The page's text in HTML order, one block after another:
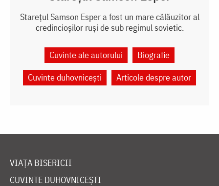
Starețul Samson Esper a fost un mare călăuzitor al
credincioșilor ruși de sub regimul sovietic.
Cuvinte ale autorului
Biografie
Cuvinte duhovnicești
Articole despre autor
VIAȚA BISERICII
CUVINTE DUHOVNICEȘTI